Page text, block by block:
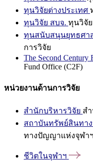
ทุนวิจัยต่างประเทศ
ทุนวิจัย สบจ. ทุนวิจั
ทุนสนับสนุนยุทธศา
การวิจัย
The Second Century
Fund Office (C2F)
หน่วยงานด้านการวิจัย
สำนักบริหารวิจัย ส
สถาบันทรัพย์สินทา
ทางปัญญาแห่งจุฬาฯ
ชีวิตในจุฬาฯ